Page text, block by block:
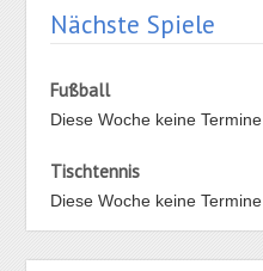
Nächste Spiele
Fußball
Diese Woche keine Termine
Tischtennis
Diese Woche keine Termine